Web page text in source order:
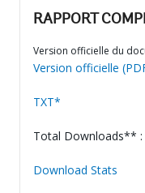
RAPPORT
Version officielle du
Version officielle
TXT*
Total Downloads** :
Download Stats